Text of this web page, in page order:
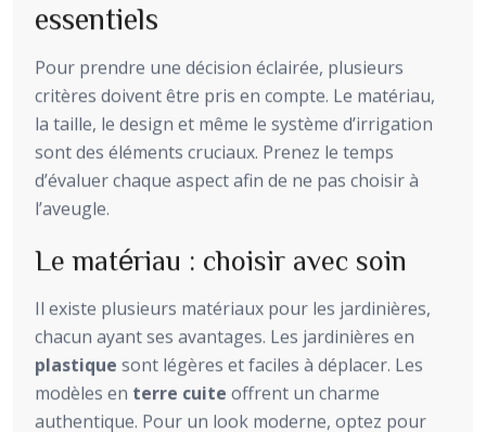
essentiels
Pour prendre une décision éclairée, plusieurs
critères doivent être pris en compte. Le matériau,
la taille, le design et même le système d’irrigation
sont des éléments cruciaux. Prenez le temps
d’évaluer chaque aspect afin de ne pas choisir à
l’aveugle.
Le matériau : choisir avec soin
Il existe plusieurs matériaux pour les jardinières,
chacun ayant ses avantages. Les jardinières en
plastique sont légères et faciles à déplacer. Les
modèles en terre cuite offrent un charme
authentique. Pour un look moderne, optez pour